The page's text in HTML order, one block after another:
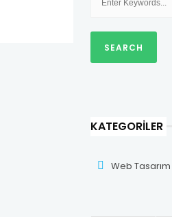
KATEGORILER
Web Tasarım